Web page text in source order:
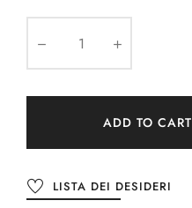
ADD TO CART
LISTA DEI DESIDERI